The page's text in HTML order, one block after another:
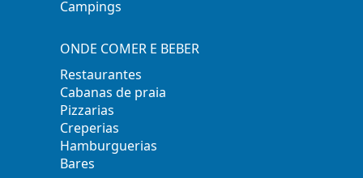
Campings
ONDE COMER E BEBER
Restaurantes
Cabanas de praia
Pizzarias
Creperias
Hamburguerias
Bares